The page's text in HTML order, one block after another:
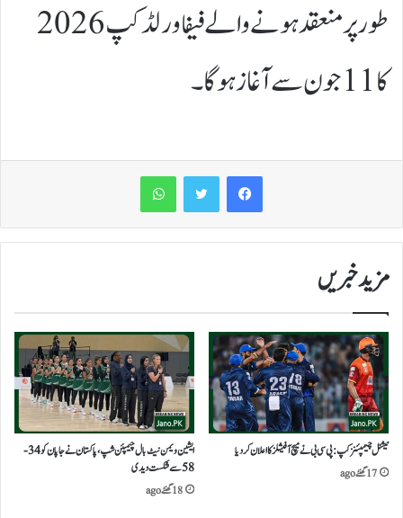
طور پر منعقد ہونے والے فیفا ورلڈ کپ 2026
کا 11 جون سے آغاز ہوگا۔
WhatsApp
مزید خبریں
نیشنل چیمپئنز کپ: پی سی بی نے میچ آفیشلز کا اعلان کر دیا
17 گھنٹے ago
ایشین ویمن نیٹ بال چیمپئن شپ،پاکستان نے جاپان کو 34-
58 سے شکست دیدی
18 گھنٹے ago